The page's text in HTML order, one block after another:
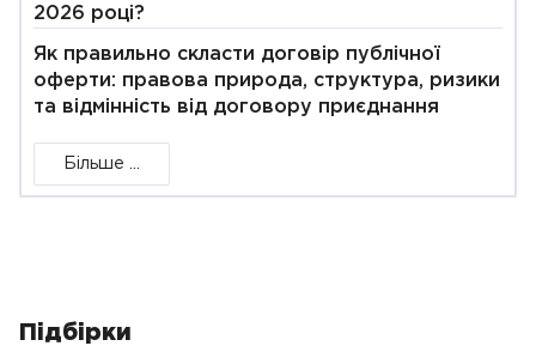
2026 році?
Як правильно скласти договір публічної
оферти: правова природа, структура, ризики
та відмінність від договору приєднання
Більше ...
Підбірки